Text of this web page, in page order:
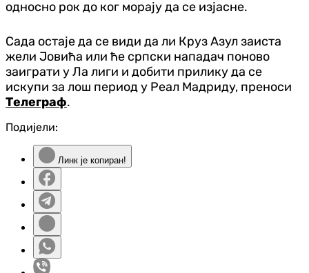
односно рок до ког морају да се изјасне.
Сада остаје да се види да ли Круз Азул заиста
жели Јовића или ће српски нападач поново
заиграти у Ла лиги и добити прилику да се
искупи за лош период у Реал Мадриду, преноси
Телеграф.
Подијели:
Линк је копиран!